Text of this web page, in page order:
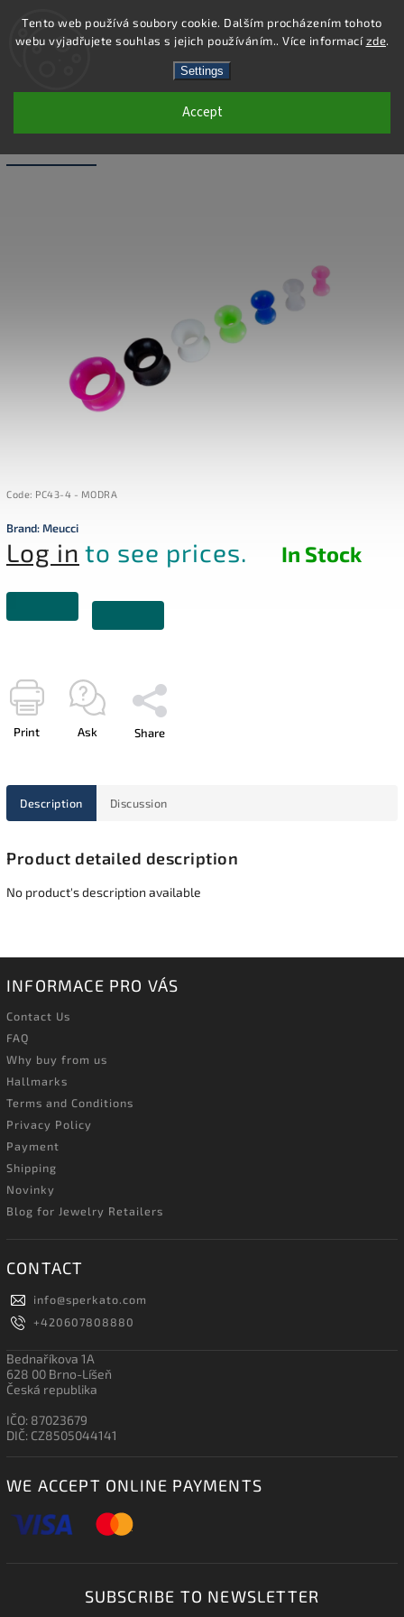
Tento web používá soubory cookie. Dalším procházením tohoto
webu vyjadřujete souhlas s jejich používáním.. Více informacízde.
Settings
Accept
Search
PC43-4 - PIERCING TUNEL - MODRÁ -
Code: PC43-4 - MODRA
Brand:Meucci
Log in to see prices. In Stock
Print Ask Share
Description Discussion
Product detailed description
No product's description available
INFORMACE PRO VÁS
Contact Us
FAQ
Why buy from us
Hallmarks
Terms and Conditions
Privacy Policy
Payment
Shipping
Novinky
Blog for Jewelry Retailers
CONTACT
info@sperkato.com
+420607808880
Bednaříkova 1A
628 00 Brno-Líšeň
Česká republika
IČO: 87023679
DIČ: CZ8505044141
WE ACCEPT ONLINE PAYMENTS
SUBSCRIBE TO NEWSLETTER